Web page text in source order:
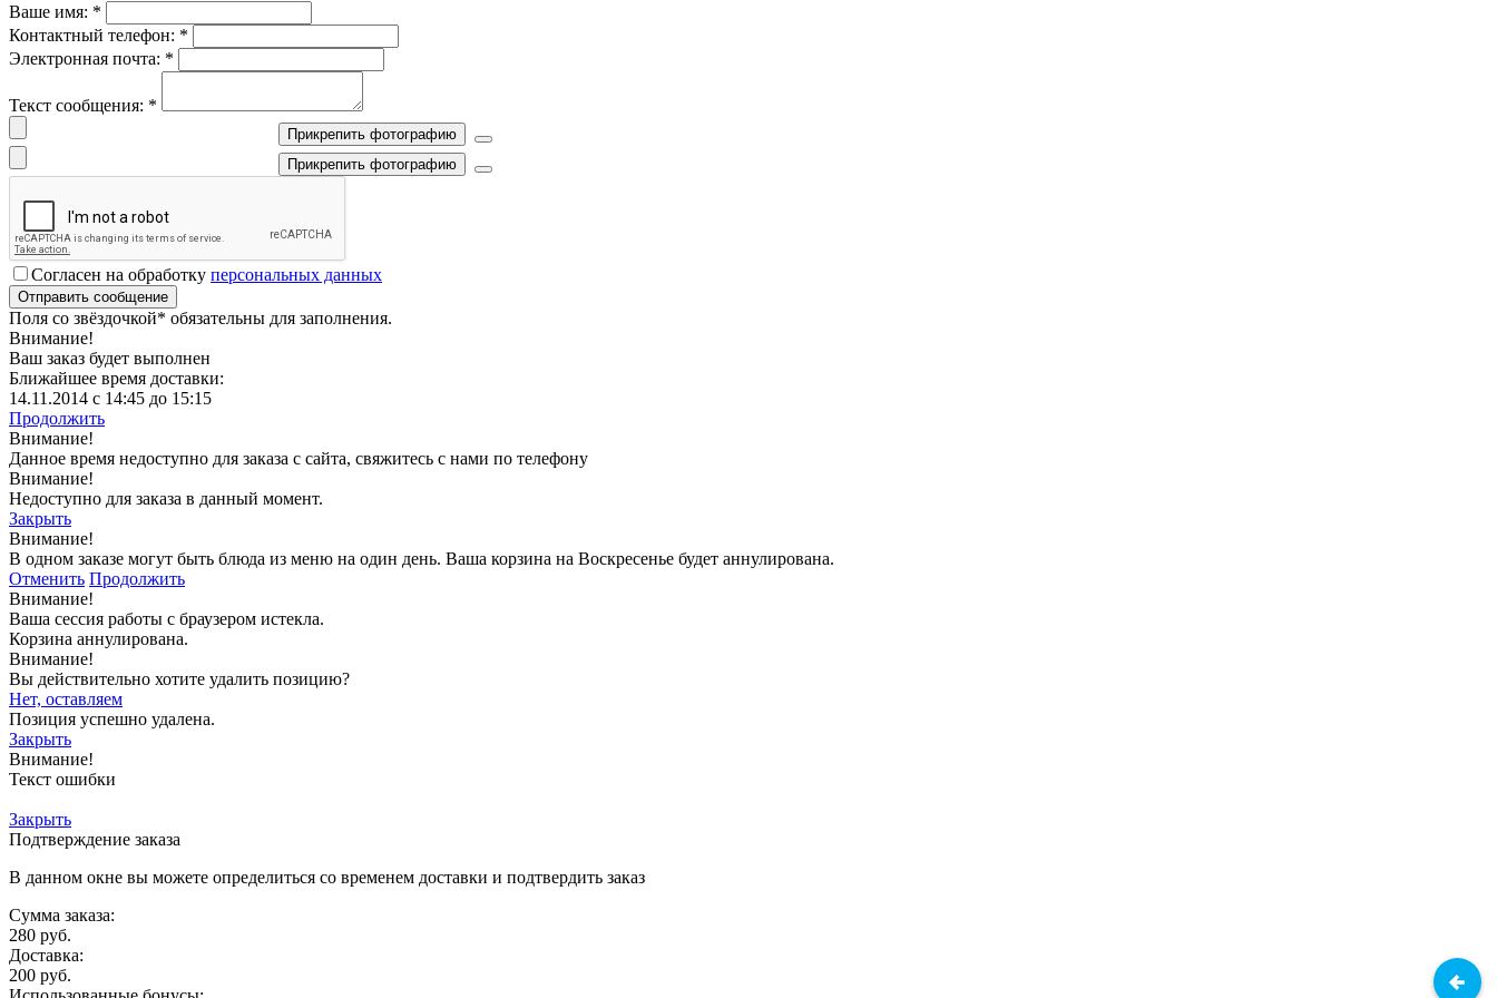
Ваше имя: *
Контактный телефон: *
Электронная почта: *
Текст сообщения: *
Прикрепить фотографию
Прикрепить фотографию
Согласен на обработку персональных данных
Поля со звёздочкой* обязательны для заполнения.
Внимание!
Ваш заказ будет выполнен
Ближайшее время доставки:
14.11.2014 с 14:45 до 15:15
Продолжить
Внимание!
Данное время недоступно для заказа с сайта, свяжитесь с нами по телефону
Внимание!
Недоступно для заказа в данный момент.
Закрыть
Внимание!
В одном заказе могут быть блюда из меню на один день. Ваша корзина на Воскресенье будет аннулирована.
Отменить Продолжить
Внимание!
Ваша сессия работы с браузером истекла.
Корзина аннулирована.
Внимание!
Вы действительно хотите удалить позицию?
Нет, оставляем
Позиция успешно удалена.
Закрыть
Внимание!
Текст ошибки
Закрыть
Подтверждение заказа
В данном окне вы можете определиться со временем доставки и подтвердить заказ
Сумма заказа:
280 руб.
Доставка:
200 руб.